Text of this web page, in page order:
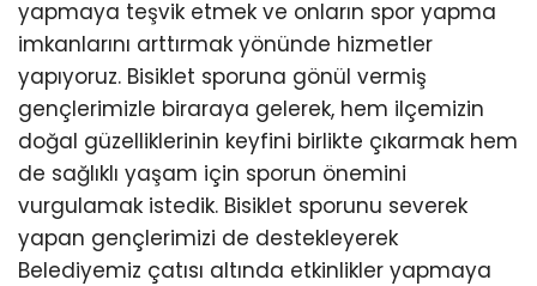
yapmaya teşvik etmek ve onların spor yapma
imkanlarını arttırmak yönünde hizmetler
yapıyoruz. Bisiklet sporuna gönül vermiş
gençlerimizle biraraya gelerek, hem ilçemizin
doğal güzelliklerinin keyfini birlikte çıkarmak hem
de sağlıklı yaşam için sporun önemini
vurgulamak istedik. Bisiklet sporunu severek
yapan gençlerimizi de destekleyerek
Belediyemiz çatısı altında etkinlikler yapmaya